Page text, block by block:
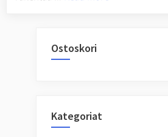
Ostoskori
Kategoriat